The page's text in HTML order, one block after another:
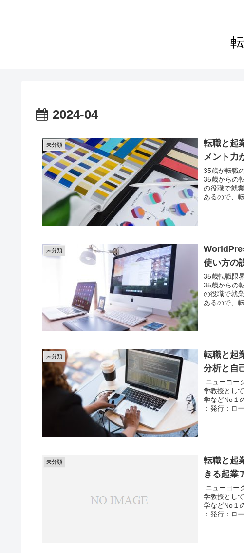
2024-04
未分類
転職と起
メント力
35歳が転職
35歳からの
の役職で就
あるので、
未分類
使い方の
35歳転職限
35歳からの
の役職で就
あるので、
未分類
転職と起
分析と自
ニューヨー
学教授とし
学などNo１
：発行：ロ
未分類
転職と起
きる起業
ニューヨー
学教授とし
学などNo１
：発行：ロ